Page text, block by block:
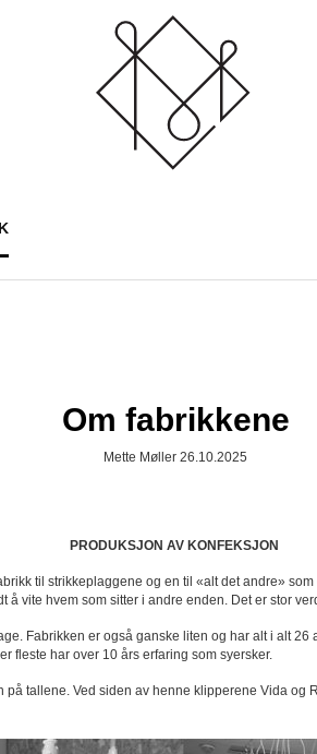
Om fabrikkene
Mette Møller 26.10.2025
PRODUKSJON AV KONFEKSJON
til strikkeplaggene og en til «alt det andre»
vite hvem som sitter i andre enden. Det er stor
Fabrikken er også ganske liten og har alt i alt
fleste har over 10 års erfaring som syersker.
på tallene. Ved siden av henne klipperene Vida